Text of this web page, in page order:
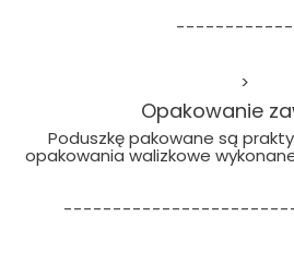
>
Opakowanie
Poduszkę pakowane są
opakowania walizkowe